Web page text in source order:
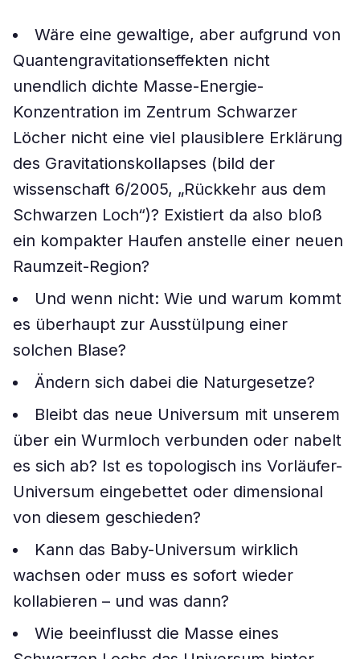
Wäre eine gewaltige, aber aufgrund von
Quantengravitationseffekten nicht
unendlich dichte Masse-Energie-
Konzentration im Zentrum Schwarzer
Löcher nicht eine viel plausiblere Erklärung
des Gravitationskollapses (bild der
wissenschaft 6/2005, „Rückkehr aus dem
Schwarzen Loch“)? Existiert da also bloß
ein kompakter Haufen anstelle einer neuen
Raumzeit-Region?
Und wenn nicht: Wie und warum kommt
es überhaupt zur Ausstülpung einer
solchen Blase?
Ändern sich dabei die Naturgesetze?
Bleibt das neue Universum mit unserem
über ein Wurmloch verbunden oder nabelt
es sich ab? Ist es topologisch ins Vorläufer-
Universum eingebettet oder dimensional
von diesem geschieden?
Kann das Baby-Universum wirklich
wachsen oder muss es sofort wieder
kollabieren – und was dann?
Wie beeinflusst die Masse eines